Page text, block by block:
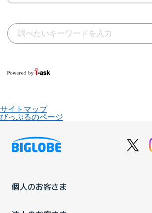
サイトマップ
びっぷるのページ
個人のお客さま